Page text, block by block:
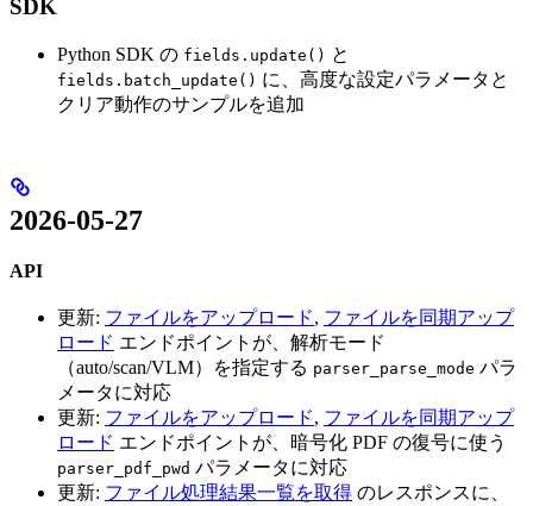
SDK
Python SDK の fields.update() と
fields.batch_update() に、高度な設定パラメータと
クリア動作のサンプルを追加
2026-05-27
API
更新: ファイルをアップロード, ファイルを同期アップ
ロード エンドポイントが、解析モード
（auto/scan/VLM）を指定する parser_parse_mode パラ
メータに対応
更新: ファイルをアップロード, ファイルを同期アップ
ロード エンドポイントが、暗号化 PDF の復号に使う
parser_pdf_pwd パラメータに対応
更新: ファイル処理結果一覧を取得 のレスポンスに、